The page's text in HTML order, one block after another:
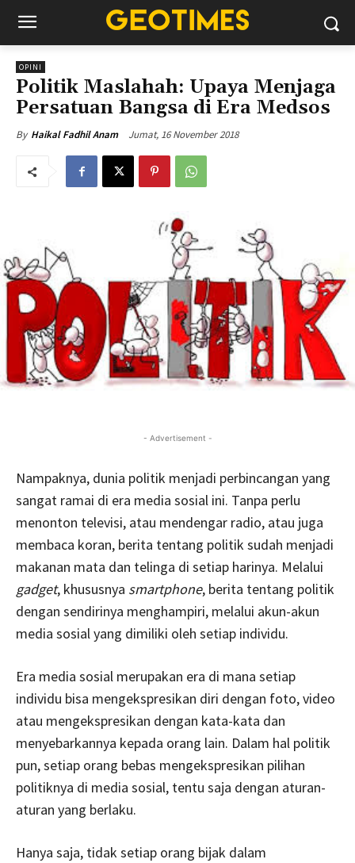
OPINI
Politik Maslahah: Upaya Menjaga
Persatuan Bangsa di Era Medsos
By Haikal Fadhil Anam Jumat, 16 November 2018
- Advertisement -
Nampaknya, dunia politik menjadi perbincangan yang
sangat ramai di era media sosial ini. Tanpa perlu
menonton televisi, atau mendengar radio, atau juga
membaca koran, berita tentang politik sudah menjadi
makanan mata dan telinga di setiap harinya. Melalui
gadget, khususnya smartphone, berita tentang politik
dengan sendirinya menghampiri, melalui akun-akun
media sosial yang dimiliki oleh setiap individu.
Era media sosial merupakan era di mana setiap
individu bisa mengekspresikan diri dengan foto, video
atau mengekspresikan dengan kata-kata dan
menyebarkannya kepada orang lain. Dalam hal politik
pun, setiap orang bebas mengekspresikan pilihan
politiknya di media sosial, tentu saja dengan aturan-
aturan yang berlaku.
Hanya saja, tidak setiap orang bijak dalam